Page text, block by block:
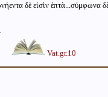
δὲ εἰσὶν ἑπτὰ...σύμφωνα
Vat.gr.10